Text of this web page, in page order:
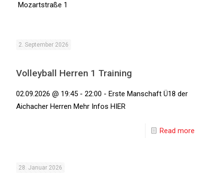
Mozartstraße 1
2. September 2026
Volleyball Herren 1 Training
02.09.2026 @ 19:45 - 22:00 - Erste Manschaft Ü18 der
Aichacher Herren Mehr Infos HIER
Read more
28. Januar 2026